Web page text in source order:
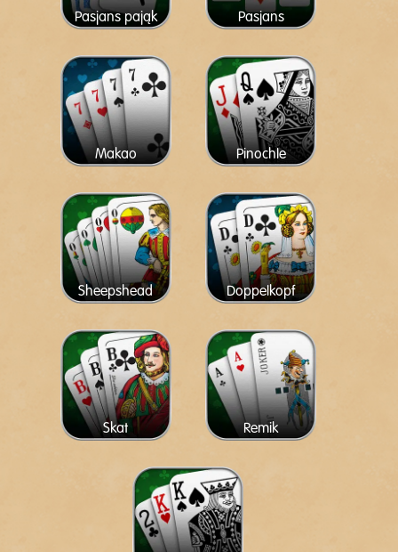
Pasjans pająk Pasjans
Makao Pinochle
Sheepshead Doppelkopf
Skat Remik